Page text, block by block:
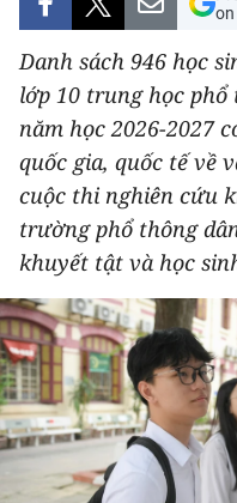
VĂN HÓA
XÃ HỘI
PHÁP LUẬT
DU LỊCH
THẾ GIỚI
THỂ THAO
GIÁO DỤC
Y TẾ
KHOA HỌC - CÔNG
on
Danh sách 946 học
lớp 10 trung học phổ
năm học 2026-2027
quốc gia, quốc tế về
cuộc thi nghiên cứu
trường phổ thông
khuyết tật và học